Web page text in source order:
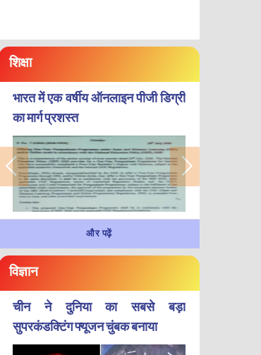
शिक्षा
भारत में एक वर्षीय ऑनलाइन पीजी डिग्री
का मार्ग प्रशस्त
और पढ़ें
विज्ञान
चीन ने दुनिया का सबसे बड़ा
सुपरकंडक्टिंग फ्यूजन चुंबक बनाया